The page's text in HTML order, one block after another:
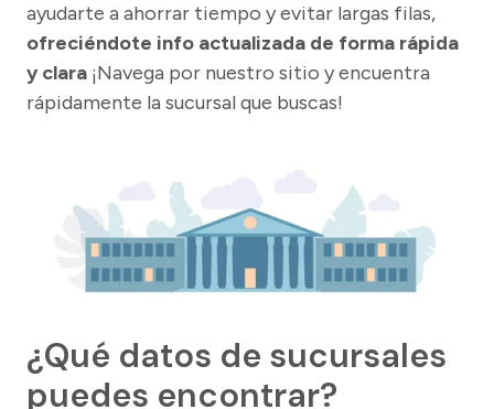
ayudarte a ahorrar tiempo y evitar largas filas,
ofreciéndote info actualizada de forma rápida
y clara ¡Navega por nuestro sitio y encuentra
rápidamente la sucursal que buscas!
¿Qué datos de sucursales
puedes encontrar?